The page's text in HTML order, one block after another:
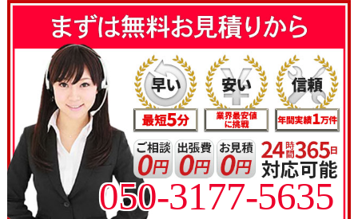
050-3177-5635